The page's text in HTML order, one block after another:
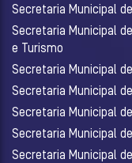
Secretaria Municipal
Secretaria Municipal
e Turismo
Secretaria Municipal
Secretaria Municipal
Secretaria Municipal
Secretaria Municipal
Secretaria Municipal